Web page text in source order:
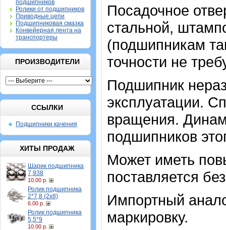
подшипников
Ролики от подшипников
Приводные цепи
Подшипниковая смазка
Конвейерная лента на
транспортеры
ПРОИЗВОДИТЕЛИ
ССЫЛКИ
Подшипники качения
ХИТЫ ПРОДАЖ
Шарик подшипника
7,938
10.00 р.
Ролик подшипника
2*7,8 (2х8)
6.00 р.
Ролик подшипника
5,5*9
10.00 р.
Посадочное
стальной,
(подшипникам
точности не
Подшипник
эксплуатации.
вращения.
подшипников
Может иметь
поставляется
Импортный
маркировку.